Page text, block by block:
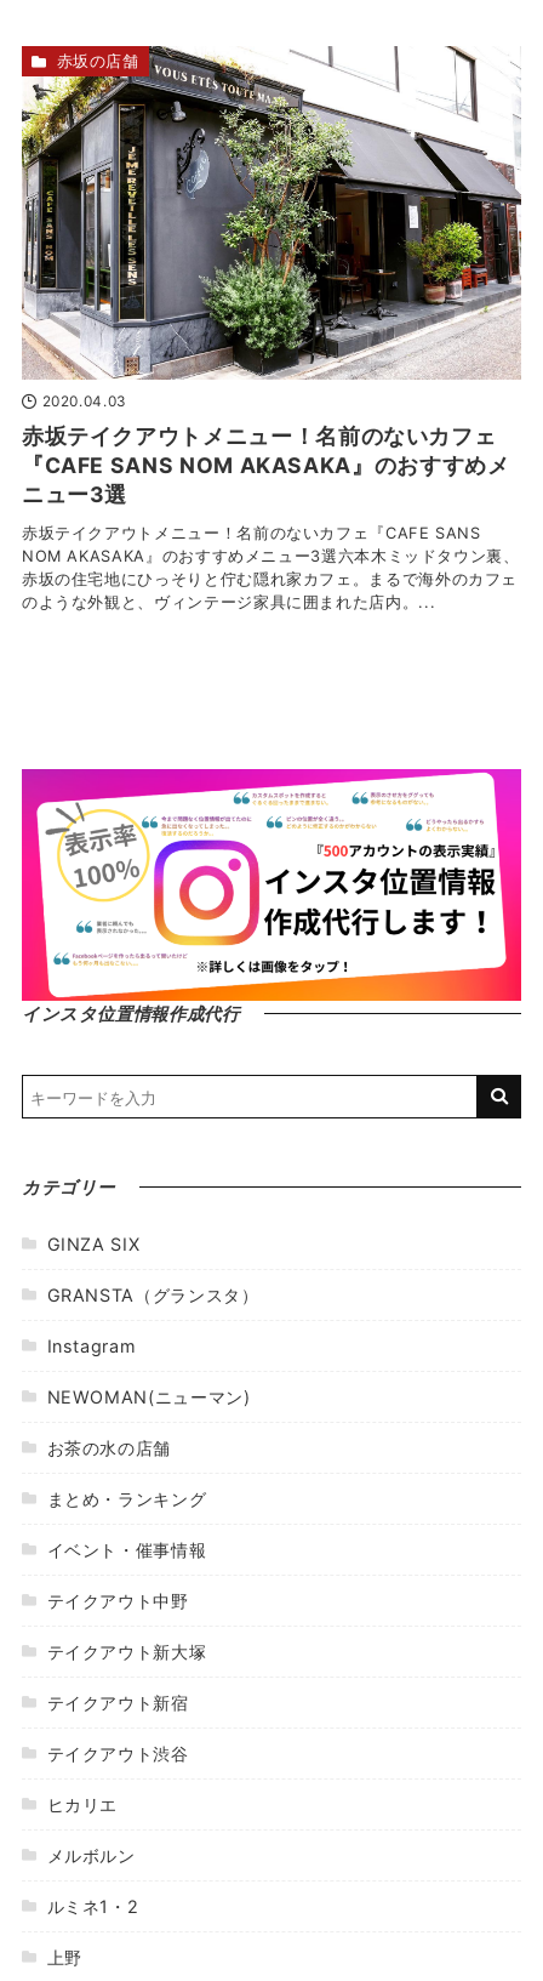
2020.04.03
赤坂テイクアウトメニュー！名前のないカフェ
『CAFE SANS NOM AKASAKA』のおすすめメ
ニュー3選
赤坂テイクアウトメニュー！名前のないカフェ『CAFE SANS
NOM AKASAKA』のおすすめメニュー3選六本木ミッドタウン裏、
赤坂の住宅地にひっそりと佇む隠れ家カフェ。まるで海外のカフェ
のような外観と、ヴィンテージ家具に囲まれた店内。...
赤坂の店舗
インスタ位置情報作成代行
カテゴリー
GINZA SIX
GRANSTA（グランスタ）
Instagram
NEWOMAN(ニューマン)
お茶の水の店舗
まとめ・ランキング
イベント・催事情報
テイクアウト中野
テイクアウト新大塚
テイクアウト新宿
テイクアウト渋谷
ヒカリエ
メルボルン
ルミネ1・2
上野